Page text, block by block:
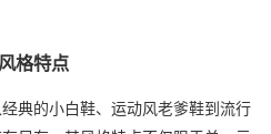
格特点
典的小白鞋、运动风老爹鞋到流行